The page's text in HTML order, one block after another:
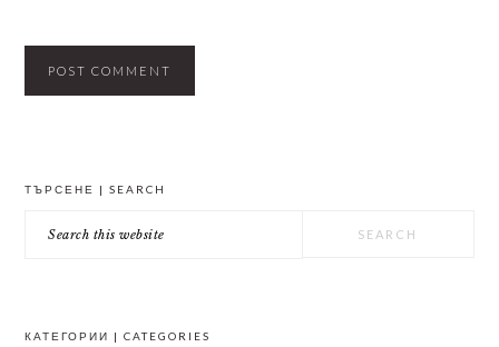
ТЪРСЕНЕ | SEARCH
this
КАТЕГОРИИ | CATEGORIES